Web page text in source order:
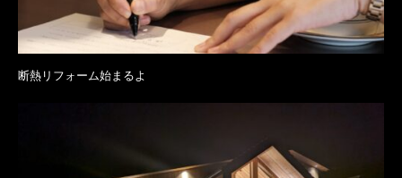
断熱リフォーム始まるよ